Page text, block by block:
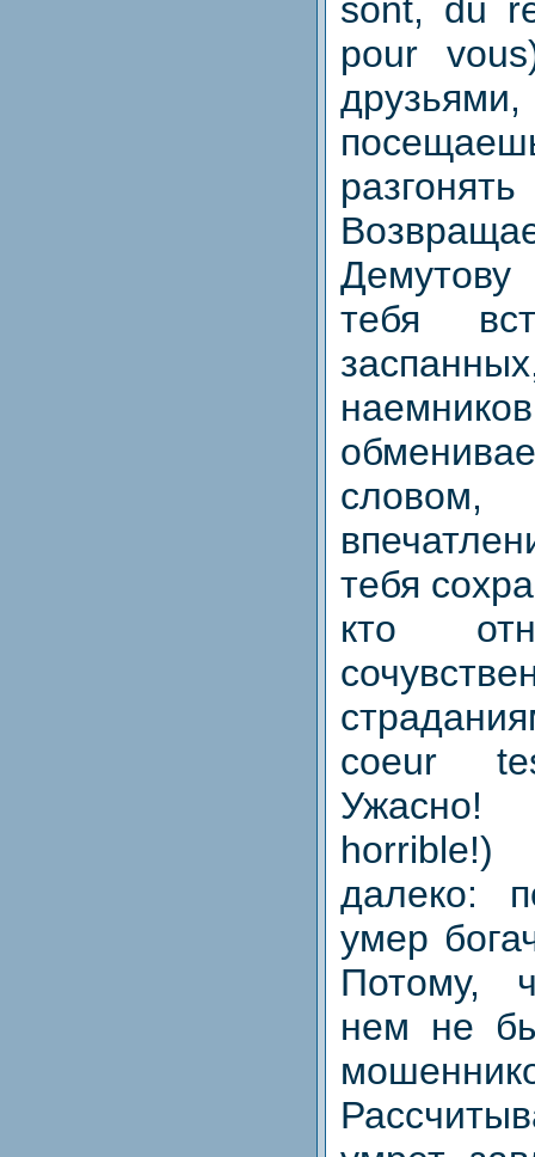
sont, du
pour
Демутову
тебя
тебя
кто
coeur
Ужасно!
далеко:
умер
Потому,
нем не